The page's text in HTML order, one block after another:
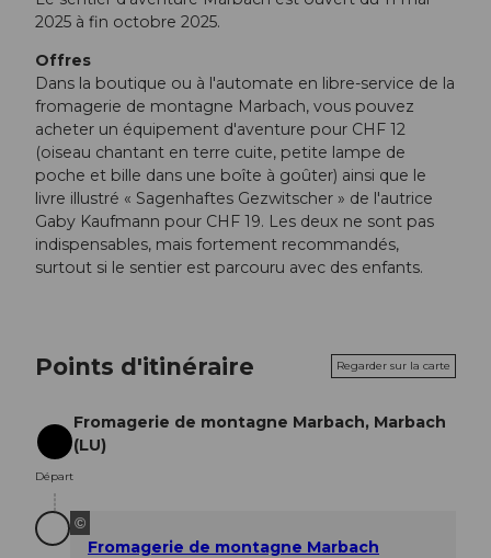
2025 à fin octobre 2025.
Offres
Dans la boutique ou à l'automate en libre-service de la
fromagerie de montagne Marbach, vous pouvez
acheter un équipement d'aventure pour CHF 12
(oiseau chantant en terre cuite, petite lampe de
poche et bille dans une boîte à goûter) ainsi que le
livre illustré « Sagenhaftes Gezwitscher » de l'autrice
Gaby Kaufmann pour CHF 19. Les deux ne sont pas
indispensables, mais fortement recommandés,
surtout si le sentier est parcouru avec des enfants.
Points d'itinéraire Regarder sur la carte
Départ
Départ
Fromagerie de montagne Marbach, Marbach
(LU)
©
Fromagerie de montagne Marbach